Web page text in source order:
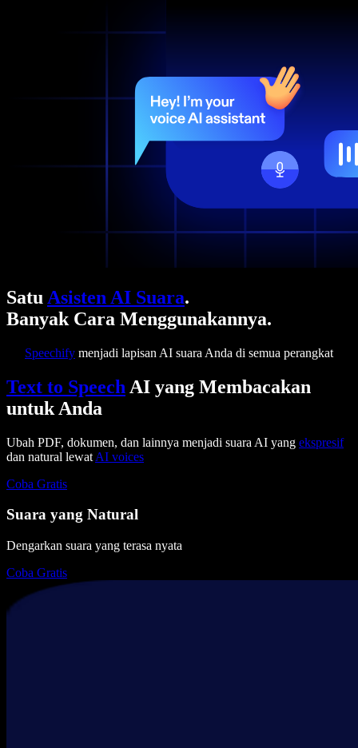
Satu Asisten AI Suara.
Banyak Cara Menggunakannya.
Speechify menjadi lapisan AI suara Anda di semua perangkat
Text to Speech AI yang Membacakan
untuk Anda
Ubah PDF, dokumen, dan lainnya menjadi suara AI yang ekspresif
dan natural lewat AI voices
Coba Gratis
Suara yang Natural
Dengarkan suara yang terasa nyata
Coba Gratis